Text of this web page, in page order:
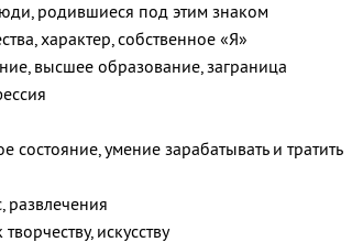
родившиеся под этим знаком
характер, собственное «Я»
высшее образование, заграница
состояние, умение зарабатывать и тратить
развлечения
искусству